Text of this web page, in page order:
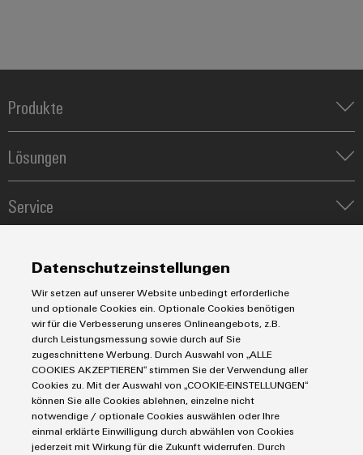
Produkte
Reihenklemmen
Leiterplattensteckverbinder & Leiterplattenklemmen
Blitz- und Überspannungsschutz
Steuerungen
Engineering- und Visualisierungstools
Lösungen
Automatisierung
Energiemanagement-Lösungen
Industrial-IoT-Lösungen
Lösungen für Photovoltaikanlagen
Smart Cabinet Building
Workplace Solutions
Service
Fast Delivery Service
Connectivity Consulting
Weidmüller Configurator
Engineering-Daten
eShop
Energie
Transport
Gerätehersteller
Prozess
Distribution
IIoT Partner Netzwerk
Datenschutzerklärung
Impressum
E-Mail Kontakte
Cookie Richtlinie
Weidmüller Schweiz AG
Datenschutzeinstellungen
Wir setzen auf unserer Website unbedingt erforderliche
und optionale Cookies ein. Optionale Cookies benötigen
wir für die Verbesserung unseres Onlineangebots, z.B.
durch Leistungsmessung sowie durch auf Sie
zugeschnittene Werbung. Durch Auswahl von „ALLE
COOKIES AKZEPTIEREN“ stimmen Sie der Verwendung aller
Cookies zu. Mit der Auswahl von „COOKIE-EINSTELLUNGEN“
können Sie alle Cookies ablehnen, einzelne nicht
notwendige / optionale Cookies auswählen oder Ihre
einmal erklärte Einwilligung durch abwählen von Cookies
jederzeit mit Wirkung für die Zukunft widerrufen. Durch